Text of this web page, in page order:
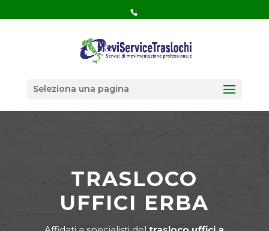
Seleziona una pagina
TRASLOCO
UFFICI ERBA